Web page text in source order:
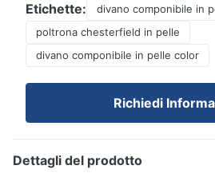
Etichette:
divano componibile in
poltrona chesterfield in pelle
divano componibile in pelle color
Richiedi
Dettagli del prodotto